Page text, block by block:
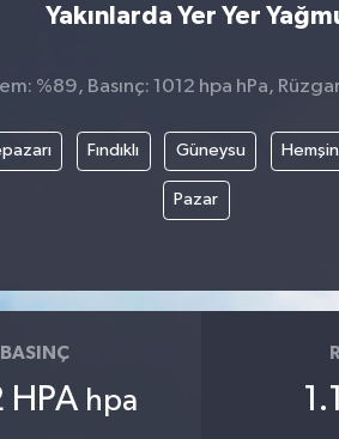
Yakınlarda Yer Yer
%89, Basınç: 1012 hpa hPa,
Fındıklı Güneysu Hemşin
Pazar
BASINÇ
HPA hpa